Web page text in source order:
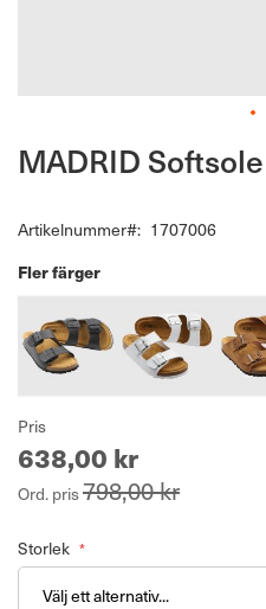
MADRID
Artikelnummer 1707006
Fler färger
Pris
638,00 kr
Ord. pris798,00 kr
Storlek
till
bildgalleriet